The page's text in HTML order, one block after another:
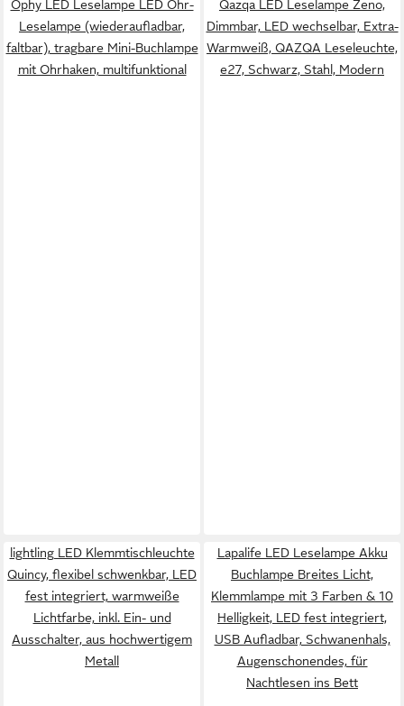
Ophy LED Leselampe LED Ohr-
Leselampe (wiederaufladbar,
faltbar), tragbare Mini-Buchlampe
mit Ohrhaken, multifunktional
Qazqa LED Leselampe Zeno,
Dimmbar, LED wechselbar, Extra-
Warmweiß, QAZQA Lese­leuchte,
e27, Schwarz, Stahl, Modern
lightling LED Klemmtischleuchte
Quincy, flexibel schwenkbar, LED
fest integriert, warmweiße
Lichtfarbe, inkl. Ein- und
Ausschalter, aus hochwertigem
Metall
Lapalife LED Leselampe Akku
Buchlampe Breites Licht,
Klemmlampe mit 3 Farben & 10
Helligkeit, LED fest integriert,
USB Aufladbar, Schwanenhals,
Augenschonendes, für
Nachtlesen ins Bett